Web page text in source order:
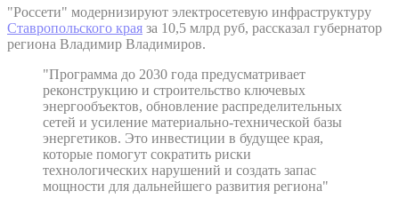
"Россети" модернизируют электросетевую инфраструктуру
Ставропольского края за 10,5 млрд руб, рассказал губернатор
региона Владимир Владимиров.
"Программа до 2030 года предусматривает
реконструкцию и строительство ключевых
энергообъектов, обновление распределительных
сетей и усиление материально-технической базы
энергетиков. Это инвестиции в будущее края,
которые помогут сократить риски
технологических нарушений и создать запас
мощности для дальнейшего развития региона"